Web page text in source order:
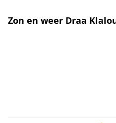
Zon en weer Draa